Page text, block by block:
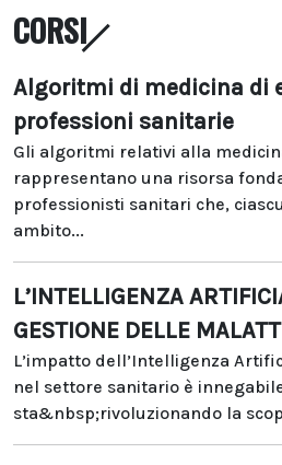
CORSI
Algoritmi di medicina di
professioni sanitarie
Gli algoritmi relativi alla
rappresentano una risorsa
professionisti sanitari che,
ambito...
L’INTELLIGENZA
GESTIONE DELLE
L’impatto dell’Intelligenza
nel settore sanitario è
sta&nbsp;rivoluzionando la